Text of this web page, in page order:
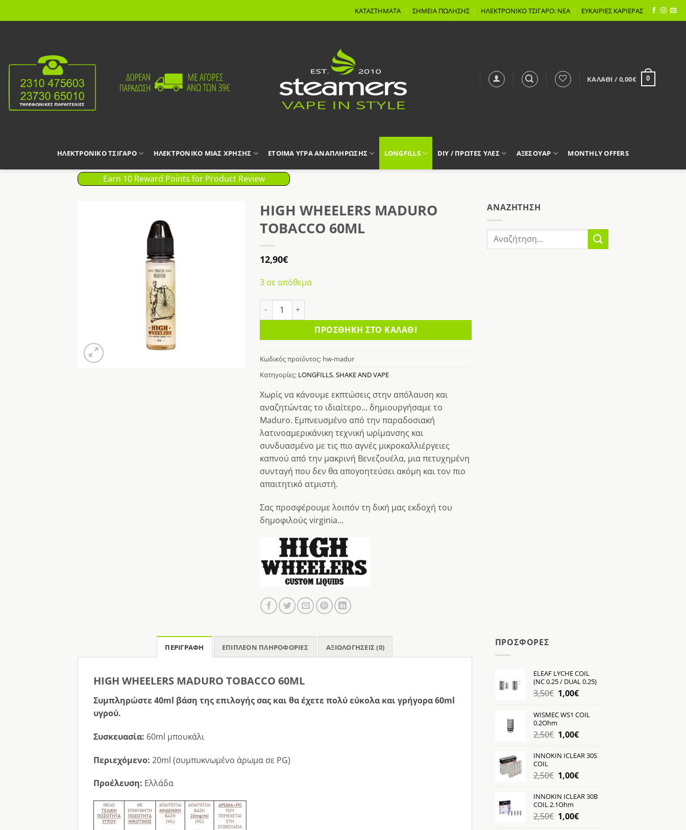
στο
ΚΑΤΑΣΤΗΜΑΤΑ ΣΗΜΕΙΑ ΠΩΛΗΣΗΣ ΗΛΕΚΤΡΟΝΙΚΟ ΤΣΙΓΑΡΟ: ΝΕΑ ΕΥΚΑΙΡΙΕΣ ΚΑΡΙΕΡΑΣ
ΚΑΛΆΘΙ / 0,00€ 0
ΗΛΕΚΤΡΟΝΙΚΟ ΤΣΙΓΑΡΟ ΗΛΕΚΤΡΟΝΙΚΟ ΜΙΑΣ ΧΡΗΣΗΣ ΕΤΟΙΜΑ ΥΓΡΑ ΑΝΑΠΛΗΡΩΣΗΣ LONGFILLS DIY / ΠΡΩΤΕΣ ΥΛΕΣ ΑΞΕΣΟΥΑΡ MONTHLY OFFERS
Earn 10 Reward Points for Product Review
HIGH WHEELERS MADURO
TOBACCO 60ML
12,90€
3 σε απόθεμα
ΠΡΟΣΘΉΚΗ ΣΤΟ ΚΑΛΆΘΙ
Κωδικός προϊόντος: hw-madur
Κατηγορίες: LONGFILLS,SHAKE AND VAPE
Χωρίς να κάνουμε εκπτώσεις στην απόλαυση και
αναζητώντας το ιδιαίτερο… δημιουργήσαμε το
Maduro. Εμπνευσμένο από την παραδοσιακή
λατινοαμερικάνικη τεχνική ωρίμανσης και
συνδυασμένο με τις πιο αγνές μικροκαλλιέργειες
καπνού από την μακρινή Βενεζουέλα, μια πετυχημένη
συνταγή που δεν θα απογοητεύσει ακόμη και τον πιο
απαιτητικό ατμιστή.
Σας προσφέρουμε λοιπόν τη δική μας εκδοχή του
δημοφιλούς virginia…
AΝΑΖΉΤΗΣΗ
Αναζήτηση
για:
ΠΕΡΙΓΡΑΦΉ ΕΠΙΠΛΈΟΝ ΠΛΗΡΟΦΟΡΊΕΣ ΑΞΙΟΛΟΓΉΣΕΙΣ (0)
HIGH WHEELERS MADURO TOBACCO 60ML
Συμπληρώστε 40ml βάση της επιλογής σας και θα έχετε πολύ εύκολα και γρήγορα 60ml
υγρού.
Συσκευασία: 60ml μπουκάλι
Περιεχόμενο: 20ml (συμπυκνωμένο άρωμα σε PG)
Προέλευση: Ελλάδα
ΠΡΟΣΦΟΡΕΣ
ELEAF LYCHE COIL
(NC 0.25 / DUAL 0.25)
3,50€ Original
was:
1,00€Η
τιμή
1,00€.
WISMEC WS1 COIL
0.2Ohm
2,50€ Original
was:
1,00€Η
τιμή
1,00€.
INNOKIN ICLEAR 30S
COIL
2,50€ Original
was:
2,50€.
1,00€Η
τιμή
1,00€.
INNOKIN ICLEAR 30B
COIL 2.1Ohm
2,50€ Original
1,00€Η